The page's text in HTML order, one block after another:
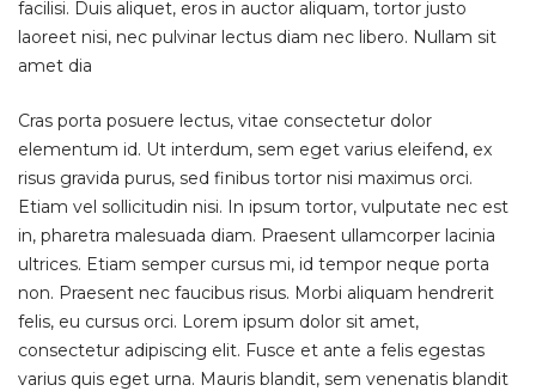
facilisi. Duis aliquet, eros in auctor aliquam, tortor justo
laoreet nisi, nec pulvinar lectus diam nec libero. Nullam sit
amet dia
Cras porta posuere lectus, vitae consectetur dolor
elementum id. Ut interdum, sem eget varius eleifend, ex
risus gravida purus, sed finibus tortor nisi maximus orci.
Etiam vel sollicitudin nisi. In ipsum tortor, vulputate nec est
in, pharetra malesuada diam. Praesent ullamcorper lacinia
ultrices. Etiam semper cursus mi, id tempor neque porta
non. Praesent nec faucibus risus. Morbi aliquam hendrerit
felis, eu cursus orci. Lorem ipsum dolor sit amet,
consectetur adipiscing elit. Fusce et ante a felis egestas
varius quis eget urna. Mauris blandit, sem venenatis blandit